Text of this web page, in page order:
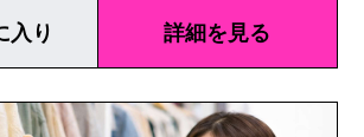
入り 詳細を見る